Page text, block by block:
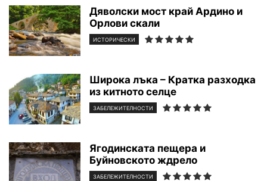
Дяволски мост край Ардино и
Орлови скали
ИСТОРИЧЕСКИ
Широка лъка – Кратка разходка
из китното селце
ЗАБЕЛЕЖИТЕЛНОСТИ
Ягодинската пещера и
Буйновското ждрело
ЗАБЕЛЕЖИТЕЛНОСТИ